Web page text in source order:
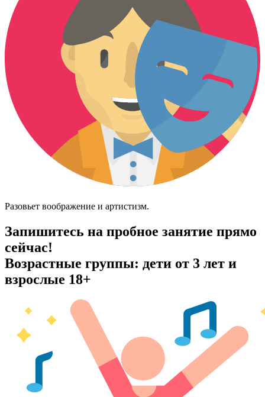
Разовьет воображение и артистизм.
Запишитесь на пробное занятие прямо
сейчас!
Возрастные группы: дети от 3 лет и
взрослые 18+